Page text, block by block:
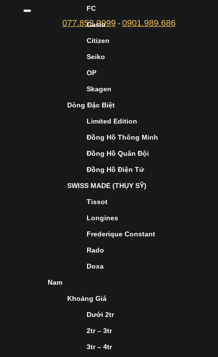
077.852.9999- 0901.989.686
FC
Casio
Citizen
Seiko
OP
Skagen
Dòng Đặc Biệt
Limited Edition
Đồng Hồ Thông Minh
Đồng Hồ Quân Đội
Đồng Hồ Điện Tử
SWISS MADE (THỤY SỸ)
Tissot
Longines
Frederique Constant
Rado
Doxa
Nam
Khoảng Giá
Dưới 2tr
2tr – 3tr
3tr – 4tr